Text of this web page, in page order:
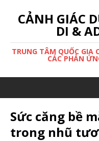
CẢNH GIÁC
DI &
TRUNG TÂM QUỐC GIA
CÁC PHẢN
Sức căng bề
trong nhũ